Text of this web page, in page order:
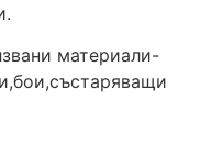
материали-